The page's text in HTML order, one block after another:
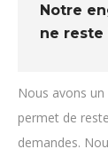
Notre
ne reste
Nous avons
permet de
demandes.